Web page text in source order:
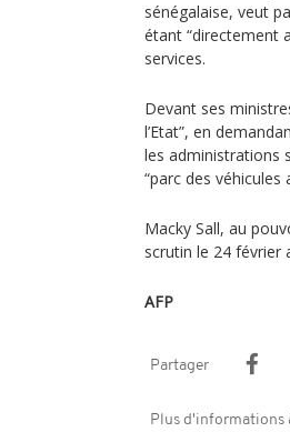
sénégalaise, veut
étant “directement
services.
Devant ses
l’Etat”, en
les administrations
“parc des véhicules
Macky Sall, au
scrutin le 24 février
AFP
Partager
Plus d'informations